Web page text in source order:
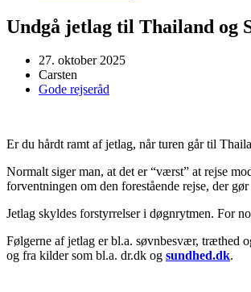
Undgå jetlag til Thailand og
27. oktober 2025
Carsten
Gode rejseråd
Er du hårdt ramt af jetlag, når turen går til
Normalt siger man, at det er “værst” at rejse
forventningen om den forestående rejse, der
Jetlag skyldes forstyrrelser i døgnrytmen. For
Følgerne af jetlag er bl.a. søvnbesvær, træthed
og fra kilder som bl.a. dr.dk og sundhed.dk.